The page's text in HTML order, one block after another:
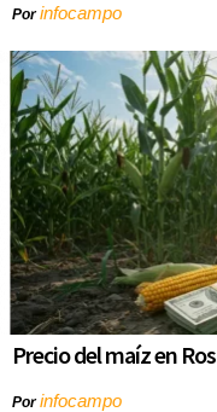
Porinfocampo
Precio del maíz en
Porinfocampo